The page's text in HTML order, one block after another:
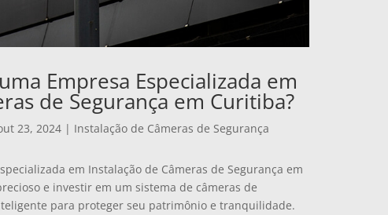
Empresa Especializada em
de Segurança em Curitiba?
23, 2024 | Instalação de Câmeras de Segurança
em Instalação de Câmeras de Segurança em
e investir em um sistema de câmeras de
para proteger seu patrimônio e tranquilidade.